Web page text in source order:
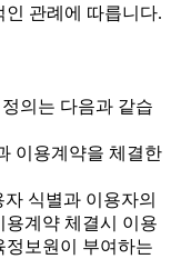
관례에 따릅니다.
의는 다음과 같습
이용계약을 체결한
식별과 이용자의
계약 체결시 이용
정보원이 부여하는